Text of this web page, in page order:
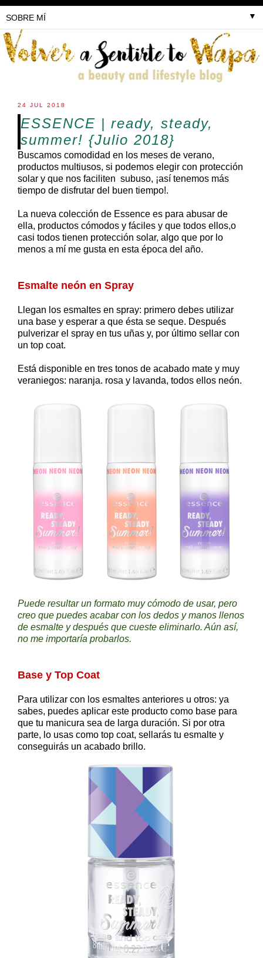
▼
24 JUL 2018
ESSENCE | ready, steady,
summer! {Julio 2018}
Buscamos comodidad en los meses de verano,
productos multiusos, si podemos elegir con protección
solar y que nos faciliten subuso, ¡así tenemos más
tiempo de disfrutar del buen tiempo!.
La nueva colección de Essence es para abusar de
ella, productos cómodos y fáciles y que todos ellos,o
casi todos tienen protección solar, algo que por lo
menos a mí me gusta en esta época del año.
Esmalte neón en Spray
Llegan los esmaltes en spray: primero debes utilizar
una base y esperar a que ésta se seque. Después
pulverizar el spray en tus uñas y, por último sellar con
un top coat.
Está disponible en tres tonos de acabado mate y muy
veraniegos: naranja. rosa y lavanda, todos ellos neón.
Puede resultar un formato muy cómodo de usar, pero
creo que puedes acabar con los dedos y manos llenos
de esmalte y después que cueste eliminarlo. Aún así,
no me importaría probarlos.
Base y Top Coat
Para utilizar con los esmaltes anteriores u otros: ya
sabes, puedes aplicar este producto como base para
que tu manicura sea de larga duración. Si por otra
parte, lo usas como top coat, sellarás tu esmalte y
conseguirás un acabado brillo.